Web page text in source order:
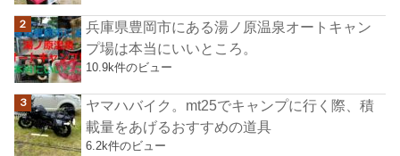
兵庫県豊岡市にある湯ノ原温泉オートキャン
プ場は本当にいいところ。
10.9k件のビュー
ヤマハバイク。mt25でキャンプに行く際、積
載量をあげるおすすめの道具
6.2k件のビュー